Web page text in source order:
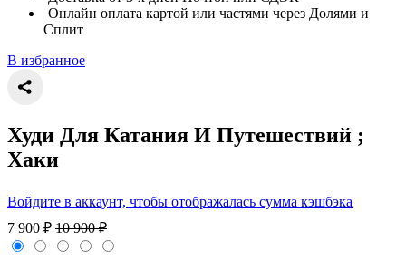
Онлайн оплата картой или частями через Долями и
Сплит
В избранное
Худи Для Катания И Путешествий ;
Хаки
Войдите в аккаунт, чтобы отображалась сумма кэшбэка
7 900 ₽ 10 900₽